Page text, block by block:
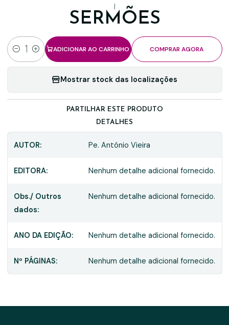
|
SERMÕES
Quantidade
ADICIONAR AO CARRINHO COMPRAR AGORA
Mostrar stock das localizações
PARTILHAR ESTE PRODUTO
DETALHES
AUTOR: Pe. António Vieira
EDITORA: Nenhum detalhe adicional fornecido.
Obs./ Outros
dados:
Nenhum detalhe adicional fornecido.
ANO DA EDIÇÃO: Nenhum detalhe adicional fornecido.
Nº PÁGINAS: Nenhum detalhe adicional fornecido.